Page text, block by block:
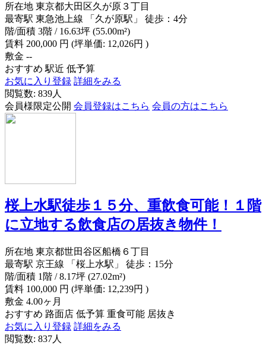
所在地 東京都大田区久が原３丁目
最寄駅 東急池上線 「久が原駅」 徒歩：4分
階/面積 3階 / 16.63坪 (55.00m²)
賃料 200,000 円 (坪単価: 12,026円 )
敷金 --
おすすめ 駅近 低予算
お気に入り登録 詳細をみる
閲覧数: 839人
会員様限定公開 会員登録はこちら 会員の方はこちら
桜上水駅徒歩１５分、重飲食可能！１階
に立地する飲食店の居抜き物件！
所在地 東京都世田谷区船橋６丁目
最寄駅 京王線 「桜上水駅」 徒歩：15分
階/面積 1階 / 8.17坪 (27.02m²)
賃料 100,000 円 (坪単価: 12,239円 )
敷金 4.00ヶ月
おすすめ 路面店 低予算 重食可能 居抜き
お気に入り登録 詳細をみる
閲覧数: 837人